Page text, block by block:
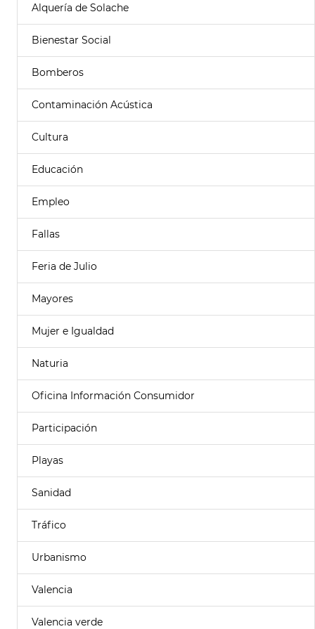
Alquería de Solache
Bienestar Social
Bomberos
Contaminación Acústica
Cultura
Educación
Empleo
Fallas
Feria de Julio
Mayores
Mujer e Igualdad
Naturia
Oficina Información Consumidor
Participación
Playas
Sanidad
Tráfico
Urbanismo
Valencia
Valencia verde